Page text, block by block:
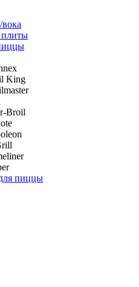
вока
плиты
King
Broil
пиццы